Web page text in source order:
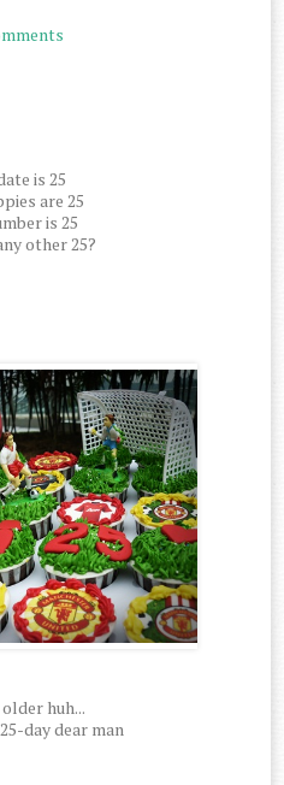
is 25
are 25
is 25
other 25?
huh...
day dear man